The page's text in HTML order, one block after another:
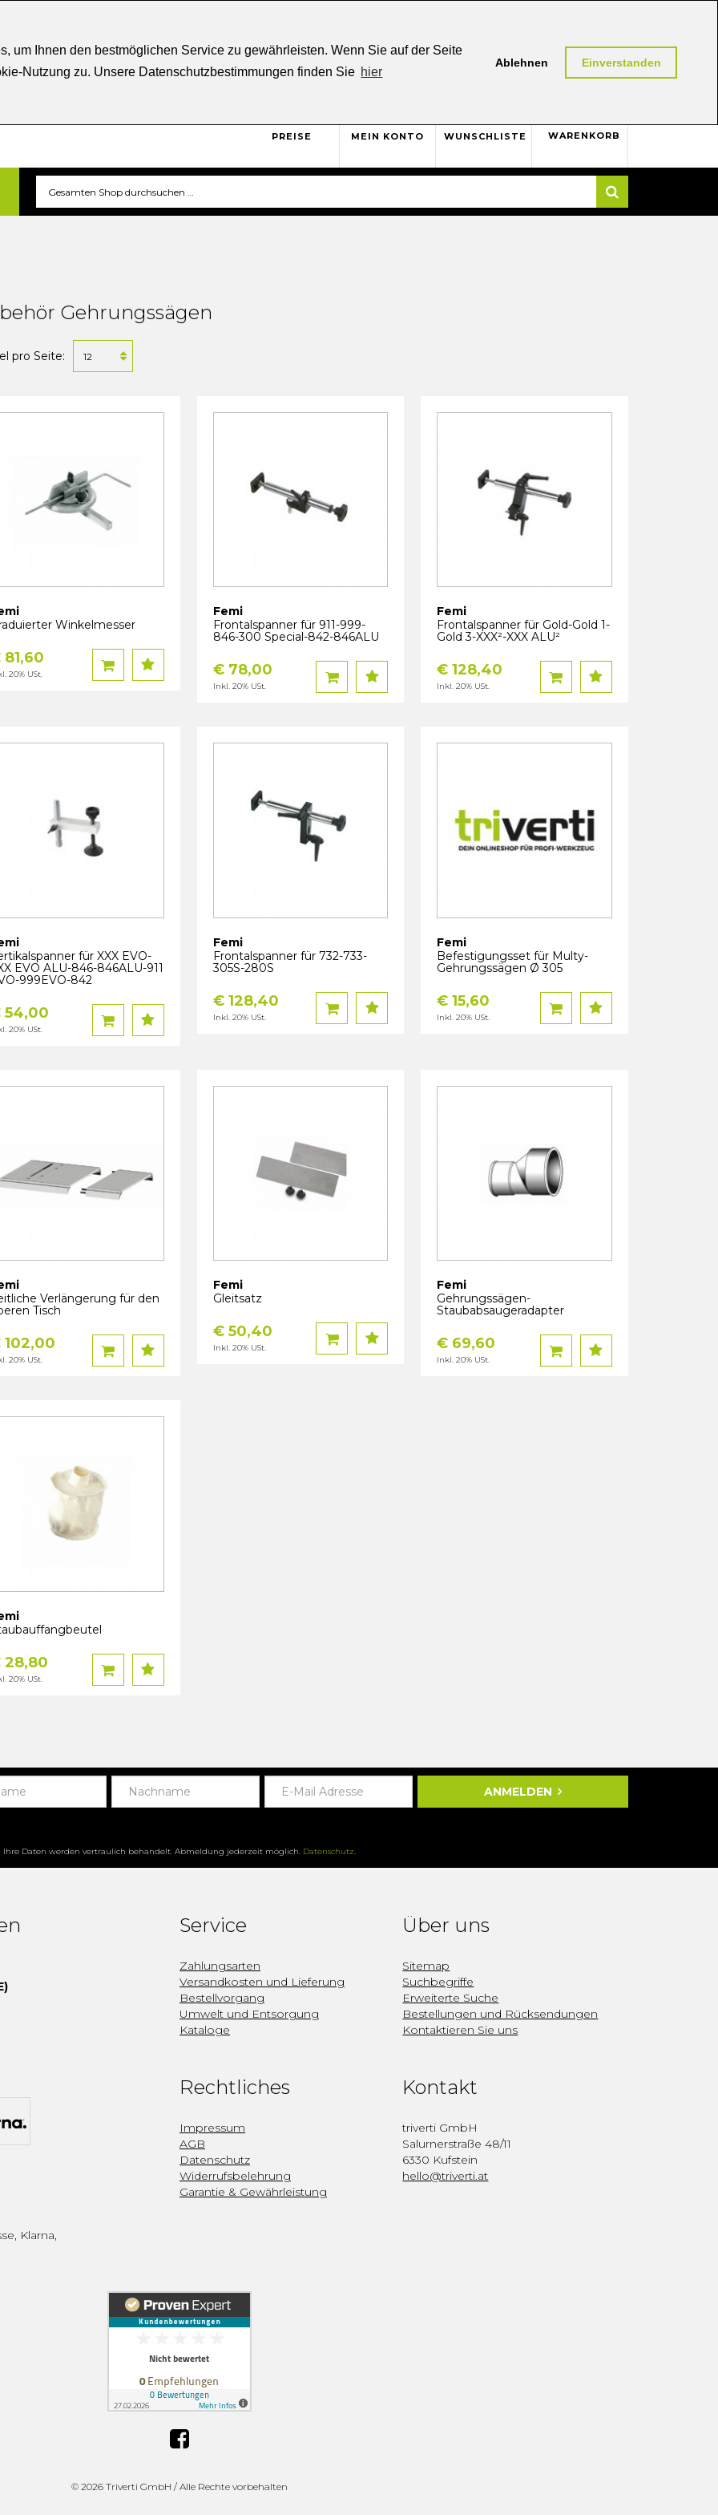
um Ihnen den bestmöglichen Service zu gewährleisten. Wenn Sie auf der Seite
Nutzung zu. Unsere Datenschutzbestimmungen finden Sie hier
Ablehnen Einverstanden
Rückgaberecht
PREISE MEIN KONTO WUNSCHLISTE WARENKORB
0
Gehrungssägen
pro Seite:
Winkelmesser
20% USt.
Femi
Frontalspanner für 911-999-
846-300 Special-842-846ALU
€ 78,00
Inkl. 20% USt.
Femi
Frontalspanner für Gold-Gold 1-
Gold 3-XXX²-XXX ALU²
€ 128,40
Inkl. 20% USt.
für XXX EVO-
EVO ALU-846-846ALU-911
999EVO-842
54,00
20% USt.
Femi
Frontalspanner für 732-733-
305S-280S
€ 128,40
Inkl. 20% USt.
Femi
Befestigungsset für Multy-
Gehrungssägen Ø 305
€ 15,60
Inkl. 20% USt.
Verlängerung für den
Tisch
102,00
20% USt.
Femi
Gleitsatz
€ 50,40
Inkl. 20% USt.
Femi
Gehrungssägen-
Staubabsaugeradapter
€ 69,60
Inkl. 20% USt.
28,80
20% USt.
ANMELDEN
Ihre Daten werden vertraulich behandelt. Abmeldung jederzeit möglich. Datenschutz.
Klarna,
Service
Zahlungsarten
Versandkosten und Lieferung
Bestellvorgang
Umwelt und Entsorgung
Kataloge
Über uns
Sitemap
Suchbegriffe
Erweiterte Suche
Bestellungen und Rücksendungen
Kontaktieren Sie uns
Rechtliches
Impressum
AGB
Datenschutz
Widerrufsbelehrung
Garantie & Gewährleistung
Kontakt
triverti GmbH
Salurnerstraße 48/11
6330 Kufstein
hello@triverti.at
© 2026 Triverti GmbH / Alle Rechte vorbehalten